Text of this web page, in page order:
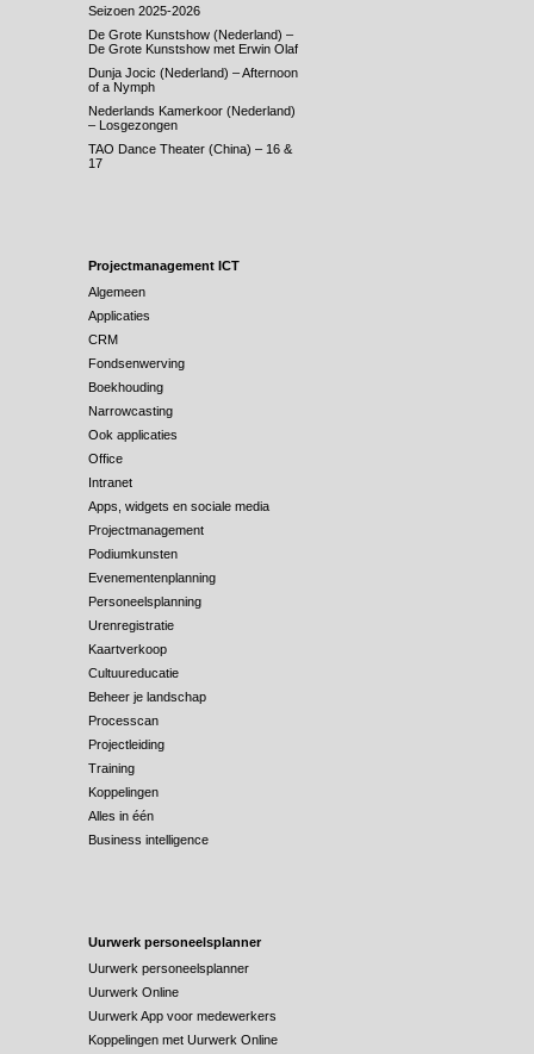
Seizoen 2025-2026
De Grote Kunstshow (Nederland) –
De Grote Kunstshow met Erwin Olaf
Dunja Jocic (Nederland) – Afternoon
of a Nymph
Nederlands Kamerkoor (Nederland)
– Losgezongen
TAO Dance Theater (China) – 16 &
17
Projectmanagement ICT
Algemeen
Applicaties
CRM
Fondsenwerving
Boekhouding
Narrowcasting
Ook applicaties
Office
Intranet
Apps, widgets en sociale media
Projectmanagement
Podiumkunsten
Evenementenplanning
Personeelsplanning
Urenregistratie
Kaartverkoop
Cultuureducatie
Beheer je landschap
Processcan
Projectleiding
Training
Koppelingen
Alles in één
Business intelligence
Uurwerk personeelsplanner
Uurwerk personeelsplanner
Uurwerk Online
Uurwerk App voor medewerkers
Koppelingen met Uurwerk Online